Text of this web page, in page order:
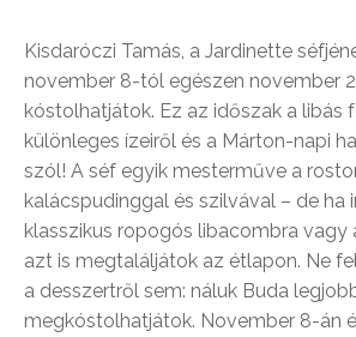
Kisdaróczi Tamás, a Jardinette
november 8-tól egészen november
kóstolhatjátok. Ez az időszak a libás
különleges ízeiről és a Márton-napi
szól! A séf egyik mesterműve a
kalácspudinggal és szilvával – de ha
klasszikus ropogós libacombra vagy
azt is megtaláljátok az étlapon. Ne
a desszertről sem: náluk Buda
megkóstolhatjátok. November 8-án